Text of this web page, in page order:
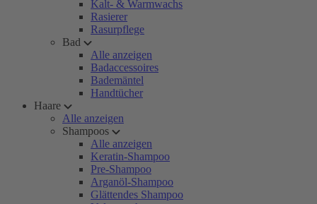
Kalt- & Warmwachs
Rasierer
Rasurpflege
Bad
Alle anzeigen
Badaccessoires
Bademäntel
Handtücher
Haare
Alle anzeigen
Shampoos
Alle anzeigen
Keratin-Shampoo
Pre-Shampoo
Arganöl-Shampoo
Glättendes Shampoo